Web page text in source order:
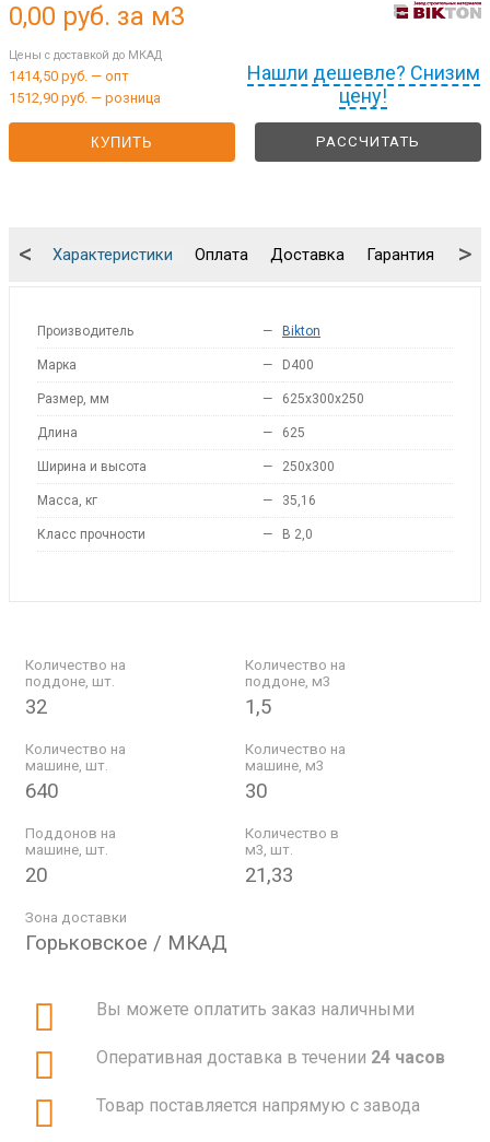
Нашли дешевле? Снизим
цену!
0,00 руб. за м3
Цены с доставкой до МКАД
1414,50 руб. — опт
1512,90 руб. — розница
КУПИТЬ РАССЧИТАТЬ
Характеристики Оплата Доставка Гарантия
< >
Производитель — Bikton
Марка — D400
Размер, мм — 625x300x250
Длина — 625
Ширина и высота — 250x300
Масса, кг — 35,16
Класс прочности — B 2,0
Количество на
поддоне, шт.
32
Количество на
поддоне, м3
1,5
Количество на
машине, шт.
640
Количество на
машине, м3
30
Поддонов на
машине, шт.
20
Количество в
м3, шт.
21,33
Зона доставки
Горьковское / МКАД
Вы можете оплатить заказ наличными
Оперативная доставка в течении 24 часов
Товар поставляется напрямую с завода